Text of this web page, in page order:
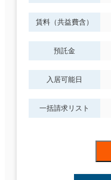
賃料（共益費含）
預託金
入居可能日
一括請求リスト
建築中
階数